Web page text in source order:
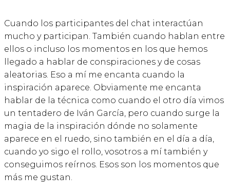
Cuando los participantes del chat interactúan
mucho y participan. También cuando hablan entre
ellos o incluso los momentos en los que hemos
llegado a hablar de conspiraciones y de cosas
aleatorias. Eso a mí me encanta cuando la
inspiración aparece. Obviamente me encanta
hablar de la técnica como cuando el otro día vimos
un tentadero de Iván García, pero cuando surge la
magia de la inspiración dónde no solamente
aparece en el ruedo, sino también en el día a día,
cuando yo sigo el rollo, vosotros a mí también y
conseguimos reírnos. Esos son los momentos que
más me gustan.